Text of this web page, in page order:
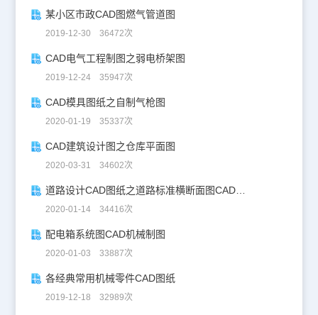
某小区市政CAD图燃气管道图
2019-12-30 36472次
CAD电气工程制图之弱电桥架图
2019-12-24 35947次
CAD模具图纸之自制气枪图
2020-01-19 35337次
CAD建筑设计图之仓库平面图
2020-03-31 34602次
道路设计CAD图纸之道路标准横断面图CAD图纸
2020-01-14 34416次
配电箱系统图CAD机械制图
2020-01-03 33887次
各经典常用机械零件CAD图纸
2019-12-18 32989次